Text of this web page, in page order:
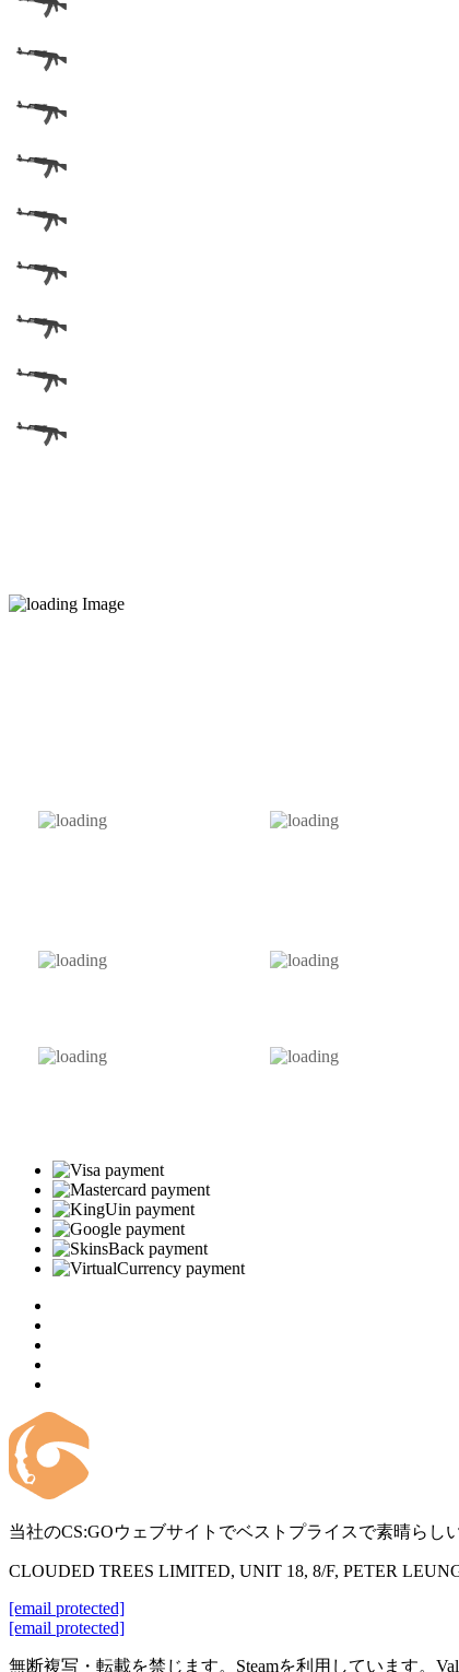
当社のCS:GOウェブサイトでベストプライスで素晴らし
CLOUDED TREES LIMITED, UNIT 18, 8/F, PETER
[email protected]
[email protected]
無断複写・転載を禁じます。Steamを利用しています。